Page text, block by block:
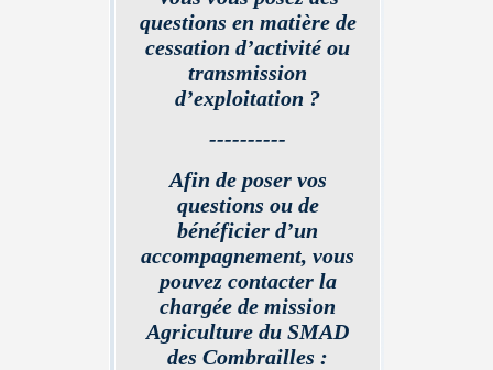
questions en matière de
cessation d’activité ou
transmission
d’exploitation ?
----------
Afin de poser vos
questions ou de
bénéficier d’un
accompagnement, vous
pouvez contacter la
chargée de mission
Agriculture du SMAD
des Combrailles :